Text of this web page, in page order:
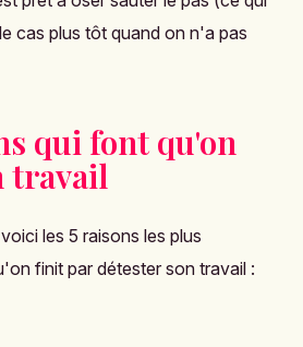
cas plus tôt quand on n'a pas
qui font qu'on
travail
les 5 raisons les plus
finit par détester son travail :